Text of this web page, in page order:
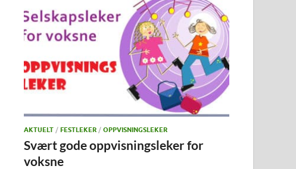
AKTUELT /FESTLEKER /OPPVISNINGSLEKER
Svært gode oppvisningsleker for
voksne